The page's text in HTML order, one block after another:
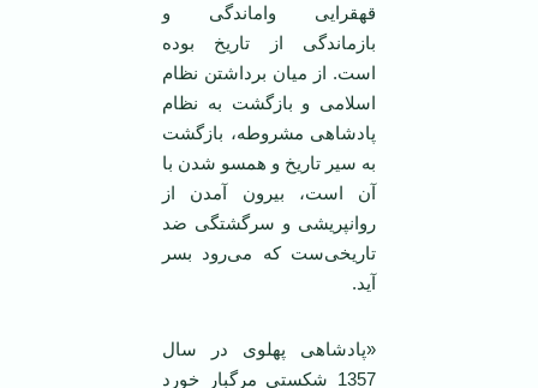
قهقرایی واماندگی و
بازماندگی از تاریخ بوده
است. از میان برداشتن نظام
اسلامی و بازگشت به نظام
پادشاهی مشروطه، بازگشت
به سیر تاریخ و همسو شدن با
آن است، بیرون آمدن از
روانپریشی و سرگشتگی ضد
تاریخی‌ست که می‌رود بسر
آید.
«پادشاهی پهلوی در سال
1357 شکستی مرگبار خورد